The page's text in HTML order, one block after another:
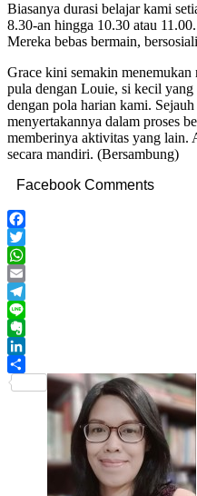
Biasanya durasi belajar kami
8.30-an hingga 10.30 atau
Mereka bebas bermain,
Grace kini semakin
pula dengan Louie, si kecil yang
dengan pola harian kami.
menyertakannya dalam proses
memberinya aktivitas yang lain.
secara mandiri. (Bersambung)
Facebook Comments
Facebook
Twitter
WhatsApp
Email
Telegram
Line
Evernote
LinkedIn
Share